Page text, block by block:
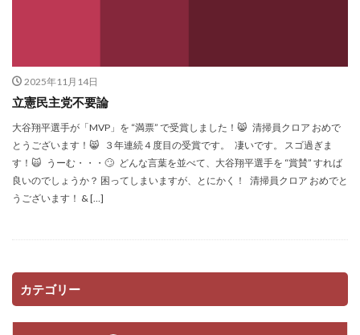
2025年11月14日
立憲民主党不要論
大谷翔平選手が「MVP」を “満票” で受賞しました！😸 清掃員クロア おめで
とうございます！😸 ３年連続４度目の受賞です。 凄いです。 スゴ過ぎま
す！🙀 うーむ・・・🙄 どんな言葉を並べて、大谷翔平選手を “賞賛” すれば
良いのでしょうか？ 困ってしまいますが、とにかく！ 清掃員クロア おめでと
うございます！ & […]
カテゴリー